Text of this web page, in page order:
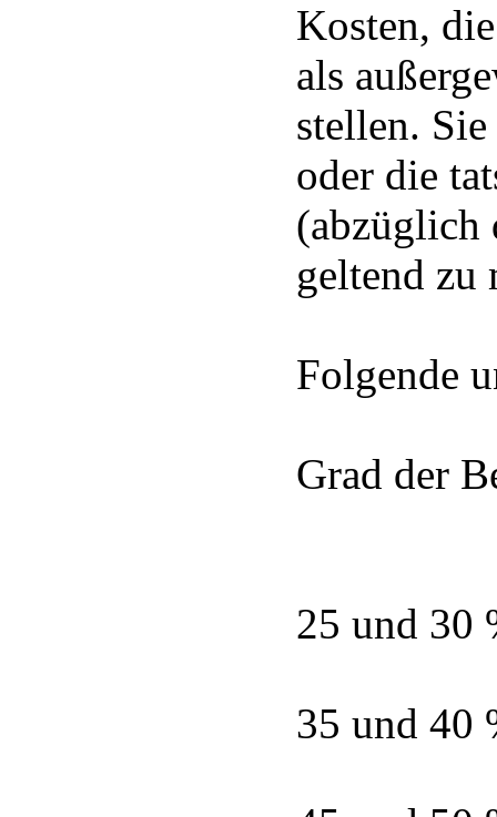
Kosten,
als
stellen.
oder die
(abzüglich
geltend zu
Folgende
Grad der
25 und 30
35 und 40